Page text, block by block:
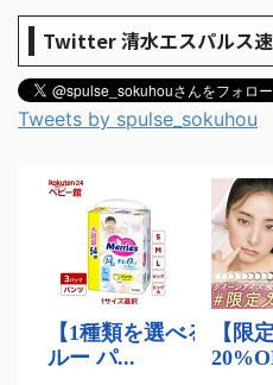
Twitter 清水エスパルス
Tweets by spulse_sokuhou